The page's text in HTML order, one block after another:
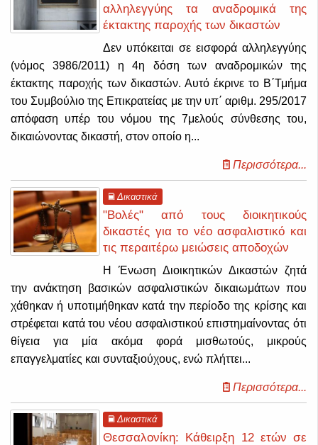
αλληλεγγύης τα αναδρομικά της
έκτακτης παροχής των δικαστών
Δεν υπόκειται σε εισφορά αλληλεγγύης
(νόμος 3986/2011) η 4η δόση των αναδρομικών της
έκτακτης παροχής των δικαστών. Αυτό έκρινε το Β΄Τμήμα
του Συμβούλιο της Επικρατείας με την υπ΄ αριθμ. 295/2017
απόφαση υπέρ του νόμου της 7μελούς σύνθεσης του,
δικαιώνοντας δικαστή, στον οποίο η...
Περισσότερα...
Δικαστικά
"Βολές" από τους διοικητικούς
δικαστές για το νέο ασφαλιστικό και
τις περαιτέρω μειώσεις αποδοχών
Η Ένωση Διοικητικών Δικαστών ζητά
την ανάκτηση βασικών ασφαλιστικών δικαιωμάτων που
χάθηκαν ή υποτιμήθηκαν κατά την περίοδο της κρίσης και
στρέφεται κατά του νέου ασφαλιστικού επιστημαίνοντας ότι
θίγεια για μία ακόμα φορά μισθωτούς, μικρούς
επαγγελματίες και συνταξιούχους, ενώ πλήττει...
Περισσότερα...
Δικαστικά
Θεσσαλονίκη: Κάθειρξη 12 ετών σε